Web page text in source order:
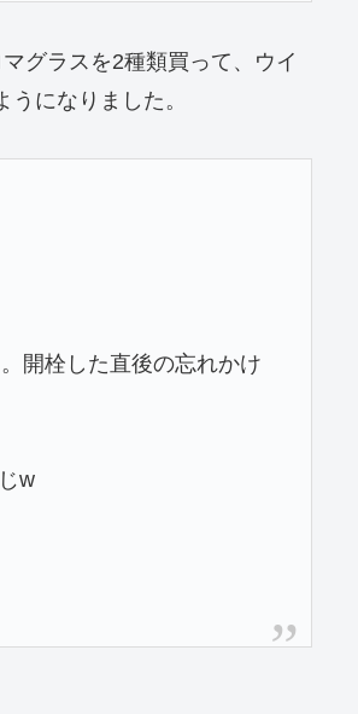
グラスを2種類買って、ウイ
になりました。
開栓した直後の忘れかけ
w